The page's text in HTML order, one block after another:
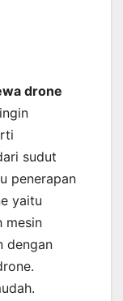
drone
sudut
penerapan
yaitu
mesin
dengan